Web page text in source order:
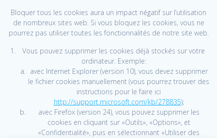
Bloquer tous les cookies aura un impact négatif sur l’utilisation
de nombreux sites web. Si vous bloquez les cookies, vous ne
pourrez pas utiliser toutes les fonctionnalités de notre site web.
Vous pouvez supprimer les cookies déjà stockés sur votre
ordinateur. Exemple:
avec Internet Explorer (version 10), vous devez supprimer
le fichier cookies manuellement (vous pourrez trouver des
instructions pour le faire ici
http://support.microsoft.com/kb/278835);
avec Firefox (version 24), vous pouvez supprimer les
cookies en cliquant sur «Outils», «Options», et
«Confidentialité», puis en sélectionnant «Utiliser des